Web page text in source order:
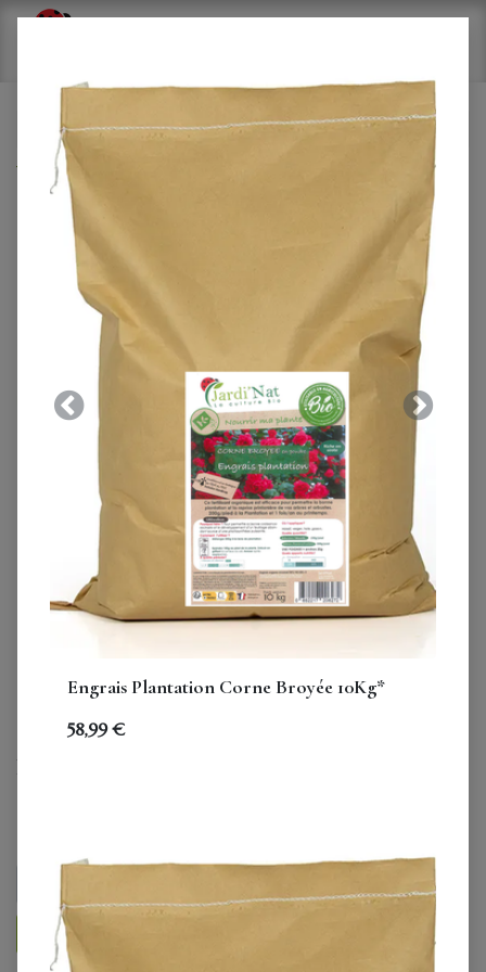
Tous les produits
Carton : Engrais Arbres fruitiers 850g* (14 unités)
Carton : Engrais Arbres
fruitiers 850g* (14 unités)
AJOUTER AU PANIER ENTRETIEN ACHETER
Engrais Plantation Corne Broyée 10Kg*
58,99€
Précedent Suivant